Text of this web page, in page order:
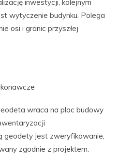
inwestycji, kolejnym
wytyczenie budynku. Polega
osi i granic przyszłej
wraca na plac budowy
geodety jest zweryfikowanie,
zgodnie z projektem.